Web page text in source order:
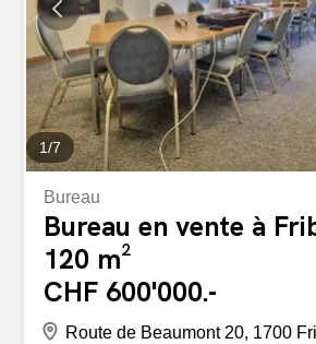
partie des bureaux comprend une
offrant une excellente première
visiteurs, ainsi que plusieurs bureaux
dimensions, parfaitement adaptés...
1/7
Bureau
Bureau en vente à
120 m²
CHF 600'000.-
Route de Beaumont 20, 1700